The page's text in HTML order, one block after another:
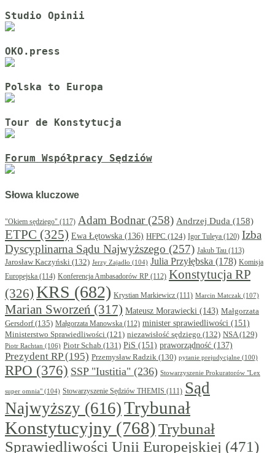
Studio Opinii
OKO.press
Polska to Europa
Tour de Konstytucja
Forum Współpracy Sędziów
Słowa kluczowe
"Okiem sędziego" (117) Adam Bodnar(258) Andrzej Duda (158)
ETPC (325) Ewa Łętowska (136) HFPC (124) Igor Tuleya (120) Izba
Dyscyplinarna Sądu Najwyższego (257) Jakub Tau (113)
Jarosław Kaczyński (132) Jerzy Zajadło (104) Julia Przyłębska (178) Komisja
Europejska (114) Konferencja Ambasadorów RP (112) Konstytucja RP
(326) KRS (682) Krystian Markiewicz (111) Marcin Matczak (107)
Marian Sworzeń (317) Mateusz Morawiecki (143) Małgorzata
Gersdorf(135) Małgorzata Manowska (112) minister sprawiedliwości (151)
Ministerstwo Sprawiedliwości (121) niezawisłość sędziego (132) NSA (129)
Piotr Rachtan (106) Piotr Schab (131) PiS (151) praworządność (137)
Prezydent RP(195) Przemysław Radzik (130) pytanie prejudycjalne (100)
RPO (376) SSP "Iustitia" (236) Stowarzyszenie Prokuratorów "Lex
super omnia" (104) Stowarzyszenie Sędziów THEMIS (111) Sąd
Najwyższy (616)Trybunał
Konstytucyjny (768)Trybunał
Sprawiedliwości Unii Europejskiej (471)